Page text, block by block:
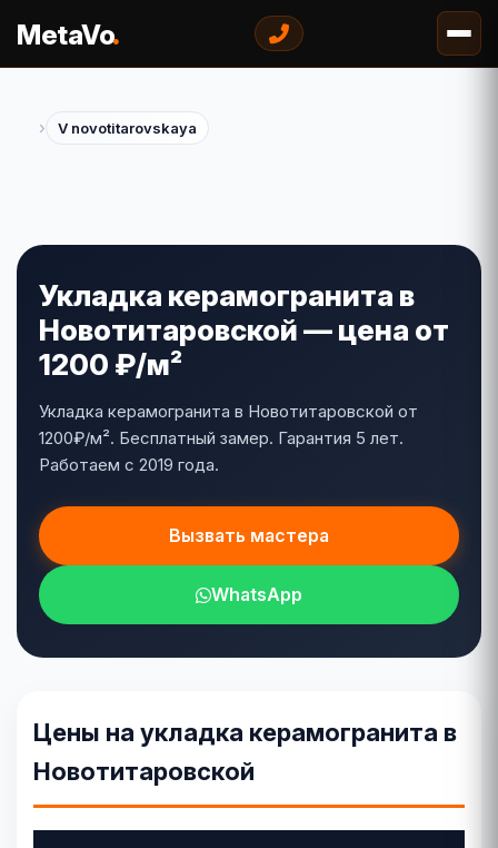
MetaVo.
› V novotitarovskaya
Укладка керамогранита в
Новотитаровской — цена от
1200 ₽/м²
Укладка керамогранита в Новотитаровской от
1200₽/м². Бесплатный замер. Гарантия 5 лет.
Работаем с 2019 года.
Вызвать мастера
WhatsApp
Цены на укладка керамогранита в
Новотитаровской